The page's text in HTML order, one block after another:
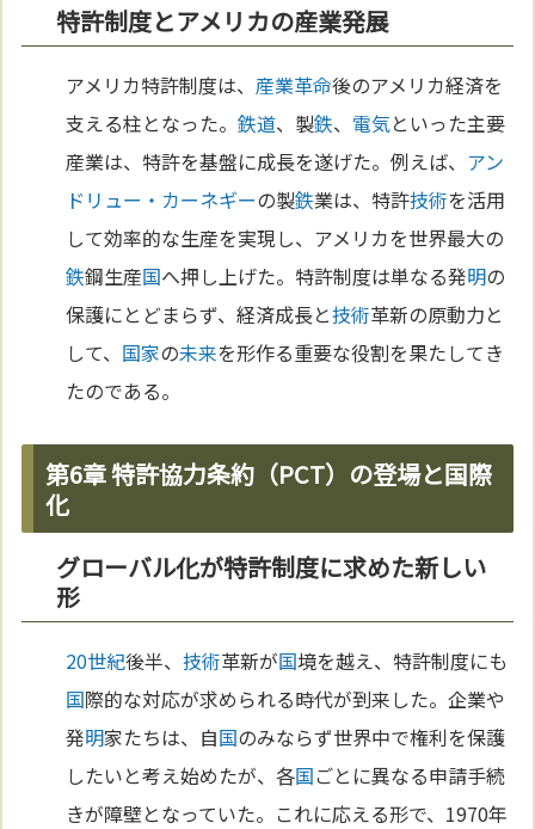
特許制度とアメリカの産業発展
アメリカ特許制度は、 産業革命後のアメリカ経済を
支える柱となった。鉄道、製鉄、 電気といった主要
産業は、特許を基盤に成長を遂げた。例えば、 アン
ドリュー・カーネギーの製鉄業は、特許技術を活用
して効率的な生産を実現し、アメリカを世界最大の
鉄鋼生産国へ押し上げた。特許制度は単なる発明の
保護にとどまらず、経済成長と技術革新の原動力と
して、 国家の未来を形作る重要な役割を果たしてき
たのである。
第6章 特許協力条約（PCT）の登場と国際
化
グローバル化が特許制度に求めた新しい
形
20世紀後半、技術革新が国境を越え、特許制度にも
国際的な対応が求められる時代が到来した。企業や
発明家たちは、自国のみならず世界中で権利を保護
したいと考え始めたが、各国ごとに異なる申請手続
きが障壁となっていた。これに応える形で、1970年